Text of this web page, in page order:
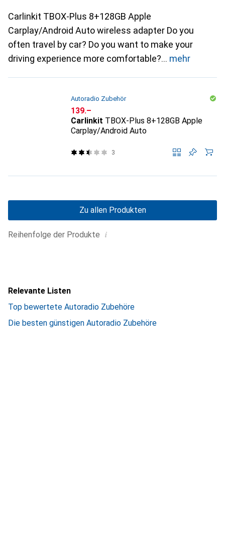
Carlinkit TBOX-Plus 8+128GB Apple
Carplay/Android Auto wireless adapter Do you
often travel by car? Do you want to make your
driving experience more comfortable?
mehr
Autoradio Zubehör
CHF
139.–
Carlinkit TBOX-Plus 8+128GB Apple
Carplay/Android Auto
3
Reihenfolge der Produkte i
Zu allen Produkten
Relevante Listen
Top bewertete Autoradio Zubehöre
Die besten günstigen Autoradio Zubehöre